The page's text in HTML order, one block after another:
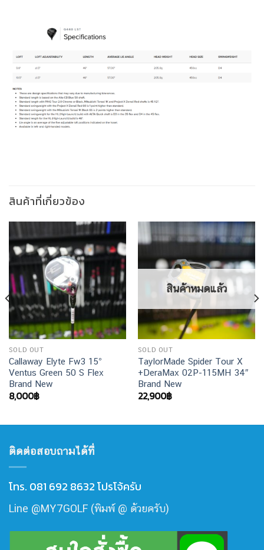
สินค้าที่เกี่ยวข้อง
SOLD OUT
Callaway Elyte Fw3 15°
Ventus Green 50 S Flex
Brand New
8,000฿
สินค้าหมดแล้ว
SOLD OUT
TaylorMade Spider Tour X
+DeraMax 02P-115MH 34″
Brand New
22,900฿
ติดต่อสอบถามได้ที่
โทร. 081 692 8632 โปรโจ้ครับ
Line @MY7GOLF (พิมพ์ @ ด้วยครับ)